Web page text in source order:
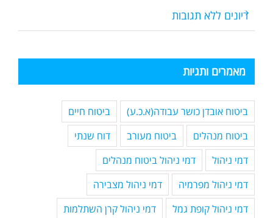
דיונים ללא תגובות
מאמרים ותגיות
ביטוח אובדן כושר עבודה(א.כ.ע)
ביטוח חיים
ביטוח מנהלים
ביטוח מעורב
דוח שנתי
דמי ניהול
דמי ניהול ביטוח מנהלים
דמי ניהול מפרמיה
דמי ניהול מצבירה
דמי ניהול קופת גמל
דמי ניהול קרן השתלמות